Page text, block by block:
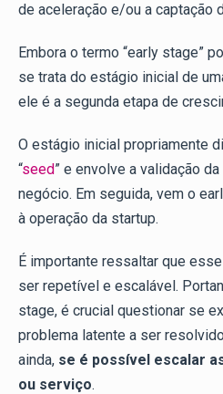
de aceleração e/ou a captação
Embora o termo “early stage”
se trata do estágio inicial de
ele é a segunda etapa de
O estágio inicial propriamente
“seed” e envolve a validação
negócio. Em seguida, vem o
à operação da startup.
É importante ressaltar que
ser repetível e escalável.
stage, é crucial questionar se
problema latente a ser
ainda, se é possível escalar
ou serviço.